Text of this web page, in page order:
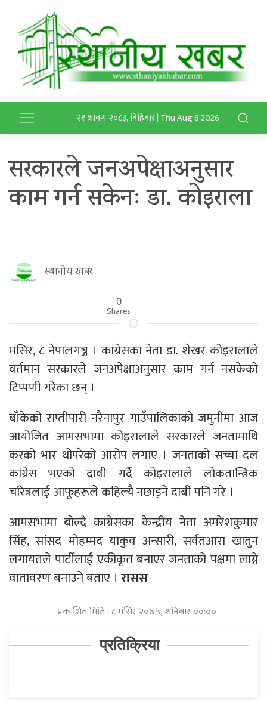
२१ श्रावण २०८३, बिहिबार | Thu Aug 6 2026
सरकारले जनअपेक्षाअनुसार
काम गर्न सकेनः डा. कोइराला
स्थानीय खबर
0
Shares
मंसिर, ८ नेपालगञ्ज । कांग्रेसका नेता डा. शेखर कोइरालाले
वर्तमान सरकारले जनअपेक्षाअनुसार काम गर्न नसकेको
टिप्पणी गरेका छन् ।
बाँकेको राप्तीपारी नरैनापुर गाउँपालिकाको जमुनीमा आज
आयोजित आमसभामा कोइरालाले सरकारले जनतामाथि
करको भार थोपरेको आरोप लगाए । जनताको सच्चा दल
कांग्रेस भएको दावी गर्दै कोइरालाले लोकतान्त्रिक
चरित्रलाई आफूहरूले कहिल्यै नछाड्ने दाबी पनि गरे ।
आमसभामा बोल्दै कांग्रेसका केन्द्रीय नेता अमरेशकुमार
सिंह, सांसद मोहम्मद याकुव अन्सारी, सर्वतआरा खातुन
लगायतले पार्टीलाई एकीकृत बनाएर जनताको पक्षमा लाग्ने
वातावरण बनाउने बताए । रासस
प्रकाशित मिति : ८ मंसिर २०७५, शनिबार ००:००
प्रतिक्रिया